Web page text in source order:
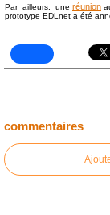
Par ailleurs, une réunion
prototype EDLnet a été
commentaires